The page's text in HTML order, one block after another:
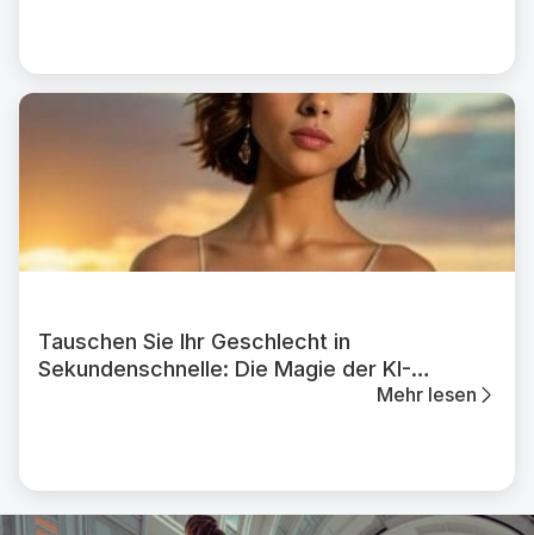
Tauschen Sie Ihr Geschlecht in
Sekundenschnelle: Die Magie der KI-
Mehr lesen